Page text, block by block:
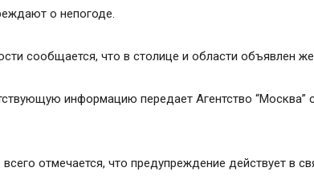
о непогоде.
сообщается, что в столице и области объявлен
информацию передает Агентство “Москва”
отмечается, что предупреждение действует в